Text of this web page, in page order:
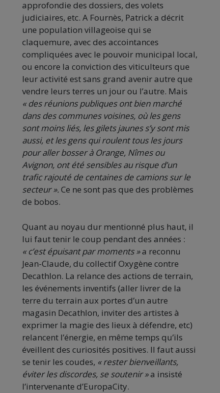
approfondie des dossiers, des volets
judiciaires, etc. A Fournès, Patrick a décrit
une population villageoise qui se
claquemure, avec des accointances
compliquées avec le pouvoir municipal local,
ou encore la conviction des viticulteurs que
leur activité est sans grand avenir autre que
vendre leurs terres un jour ou l’autre. Mais
« des réunions publiques ont bien marché
dans des communes voisines, où les gens
sont moins liés, les gilets jaunes s’y sont mis
aussi, et les gens qui roulent tous les jours
pour aller bosser à Orange, Nîmes ou
Avignon, ont été sensibles au risque d’un
trafic rajouté de centaines de camions sur le
secteur ».Ce ne sont pas que des problèmes
de bobos.
Quant au noyau dur mentionné plus haut, il
lui faut tenir le coup pendant des années :
« c’est épuisant par moments »a reconnu
Jean-Claude, du collectif Oxygène contre
Decathlon. La relance des actions de terrain,
les événements inventifs (aller livrer de la
terre du terrain aux portes d’un autre
magasin Decathlon, inviter des artistes à
exprimer la magie des lieux à défendre, etc)
relancent l’énergie, en même temps qu’ils
éveillent des curiosités positives. Il faut aussi
se tenir les coudes, « rester bienveillants,
éviter les discordes, se soutenir »a insisté
l’intervenante d’EuropaCity.